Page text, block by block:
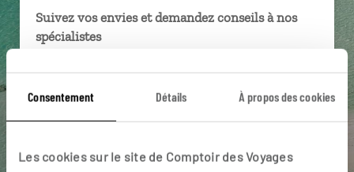
Consentement Détails À propos des cookies
Les cookies sur le site de Comptoir des Voyages
Suivez vos envies et demandez conseils à nos
spécialistes
Ils sauront organiser votre itinéraire au plus
près de vos envies et de la réalité du pays.
Échangez en face à face ou depuis nos studios
téléphone.